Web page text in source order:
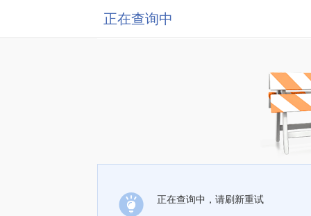
正在查询中
正在查询中，请刷新重试